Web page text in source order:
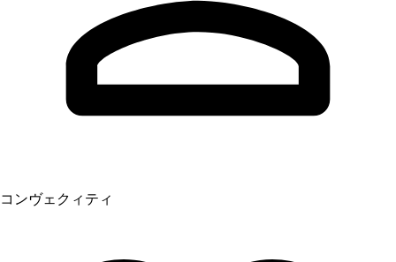
コンヴェクィティ